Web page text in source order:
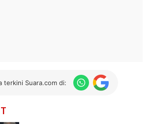
terkini Suara.com di: